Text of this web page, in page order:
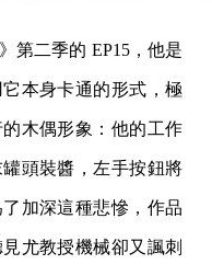
第二季的 EP15，他是
本身卡通的形式，極
木偶形象：他的工作
頭裝醬，左手按鈕將
加深這種悲慘，作品
尤教授機械卻又諷刺